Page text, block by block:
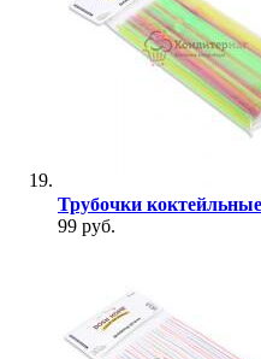
Трубочки
99 руб.